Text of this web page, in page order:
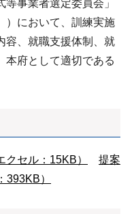
等事業者選定委員会」
）において、訓練実施
容、就職支援体制、就
本府として適切である
セル：15KB）
提案
）